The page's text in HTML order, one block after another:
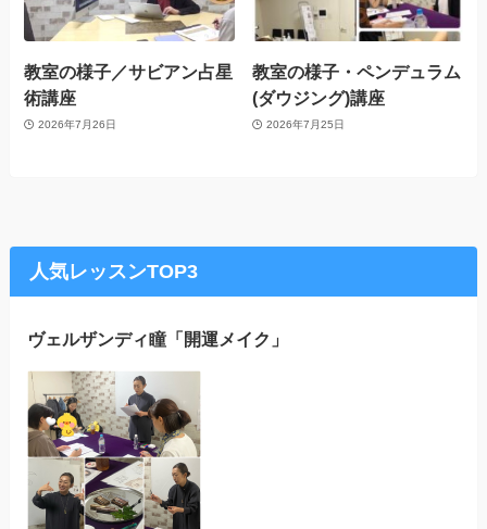
教室の様子／サビアン占星
術講座
2026年7月26日
教室の様子・ペンデュラム
(ダウジング)講座
2026年7月25日
人気レッスンTOP3
ヴェルザンディ瞳「開運メイク」